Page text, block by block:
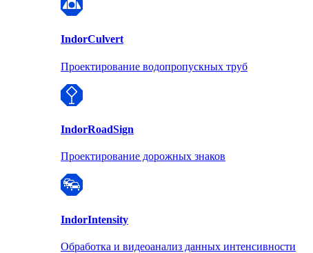
IndorCulvert
Проектирование водопропускных труб
IndorRoadSign
Проектирование дорожных знаков
IndorIntensity
Обработка и видеоанализ данных интенсивности